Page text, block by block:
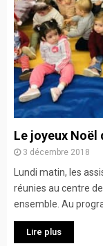
Le joyeux
3 décembre 2018
Lundi matin, les
réunies au centre
ensemble. Au
Lire plus